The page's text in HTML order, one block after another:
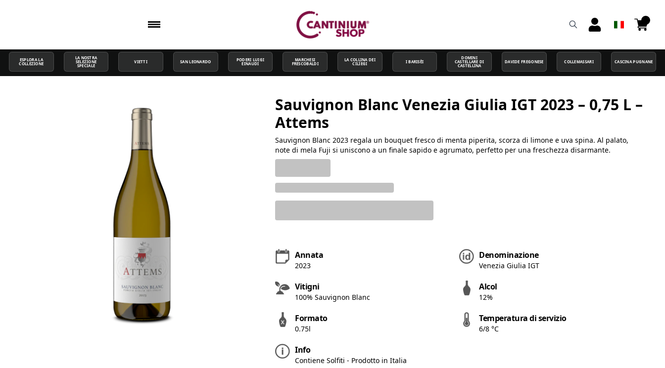
ESPLORA LA
COLLEZIONE
LA NOSTRA
SELEZIONE
SPECIALE
VIETTI SAN LEONARDO
PODERI LUIGI
EINAUDI
MARCHESI
FRESCOBALDI
LA COLLINA DEI
CILIEGI
I BARISÈI
DOMINI
CASTELLARE DI
CASTELLINA
DAVIDE FREGONESE COLLEMASSARI CASCINA PUGNANE
Sauvignon Blanc Venezia Giulia IGT 2023 – 0,75 L –
Attems
Sauvignon Blanc 2023 regala un bouquet fresco di menta piperita, scorza di limone e uva spina. Al palato,
note di mela Fuji si uniscono a un finale sapido e agrumato, perfetto per una freschezza disarmante.
Annata
2023
Denominazione
Venezia Giulia IGT
Vitigni
100% Sauvignon Blanc
Alcol
12%
Formato
0.75l
Temperatura di servizio
6/8 °C
Info
Contiene Solfiti - Prodotto in Italia